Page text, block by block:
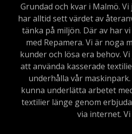
Grundad och kvar i Malmö.
har alltid sett värdet av
tänka på miljön. Där av har
med Repamera. Vi är noga
kunder och lösa era behov.
att använda kasserade
underhålla vår
kunna underlätta arbetet
textilier länge genom
via internet. Vi